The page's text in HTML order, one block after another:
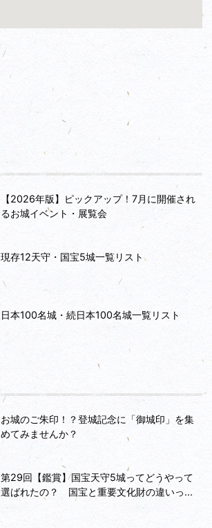
【2026年版】ピックアップ！7月に開催され
るお城イベント・展覧会
現存12天守・国宝5城一覧リスト
日本100名城・続日本100名城一覧リスト
お城のご朱印！？登城記念に「御城印」を集
めてみませんか？
第29回【鑑賞】国宝天守5城ってどうやって
選ばれたの？ 国宝と重要文化財の違いっ...